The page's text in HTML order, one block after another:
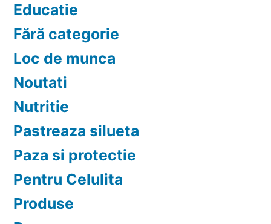
Educatie
Fără categorie
Loc de munca
Noutati
Nutritie
Pastreaza silueta
Paza si protectie
Pentru Celulita
Produse